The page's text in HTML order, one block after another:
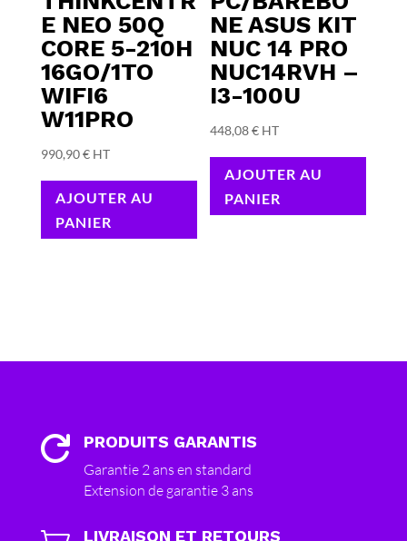
E NEO 50Q
CORE 5-210H
16GO/1TO
WIFI6
W11PRO
990,90€ HT
AJOUTER AU
PANIER
NE ASUS KIT
NUC 14 PRO
NUC14RVH –
I3-100U
448,08€ HT
AJOUTER AU
PANIER
 PRODUITS GARANTIS
Garantie 2 ans en standard
Extension de garantie 3 ans
LIVRAISON ET RETOURS